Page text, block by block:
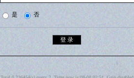
是 否